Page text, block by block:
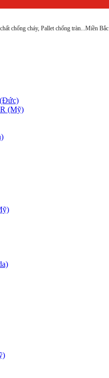
chống cháy, Pallet chống tràn... Miền Bắc
(Mỹ)